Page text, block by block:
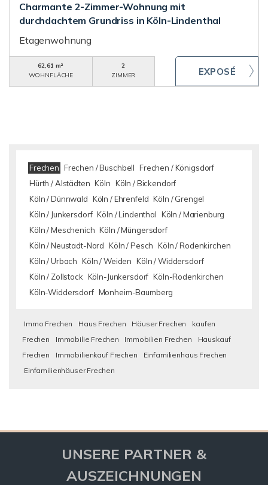
Charmante 2-Zimmer-Wohnung mit
durchdachtem Grundriss in Köln-Lindenthal
Etagenwohnung
62,61 m²
WOHNFLÄCHE
2
ZIMMER
Frechen Frechen / Buschbell Frechen / Königsdorf
Hürth / Alstädten Köln Köln / Bickendorf
Köln / Dünnwald Köln / Ehrenfeld Köln / Grengel
Köln / Junkersdorf Köln / Lindenthal Köln / Marienburg
Köln / Meschenich Köln / Müngersdorf
Köln / Neustadt-Nord Köln / Pesch Köln / Rodenkirchen
Köln / Urbach Köln / Weiden Köln / Widdersdorf
Köln / Zollstock Köln-Junkersdorf Köln-Rodenkirchen
Köln-Widdersdorf Monheim-Baumberg
Immo Frechen Haus Frechen Häuser Frechen
kaufen
Frechen
Immobilie Frechen Immobilien Frechen
Hauskauf
Frechen
Immobilienkauf Frechen
Einfamilienhaus Frechen
Einfamilienhäuser Frechen
UNSERE PARTNER &
AUSZEICHNUNGEN